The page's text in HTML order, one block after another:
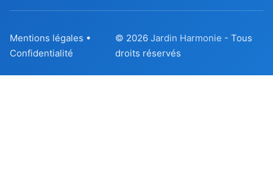
Mentions légales •
Confidentialité
© 2026Jardin Harmonie - Tous
droits réservés